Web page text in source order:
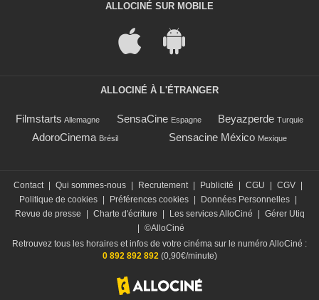
ALLOCINÉ SUR MOBILE
ALLOCINÉ À L'ÉTRANGER
Filmstarts Allemagne SensaCine Espagne Beyazperde Turquie
AdoroCinema Brésil Sensacine México Mexique
Contact Qui sommes-nous Recrutement Publicité CGU CGV
Politique de cookies
Préférences cookies Données Personnelles
Revue de presse
Charte d'écriture Les services AlloCiné
Gérer Utiq
©AlloCiné
Retrouvez tous les horaires et infos de votre cinéma sur le numéro AlloCiné :
0 892 892 892(0,90€/minute)